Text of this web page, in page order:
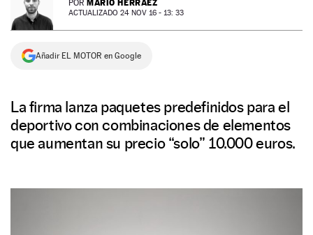
NEWSLETTER
SÍGUENOS
POR MARIO HERRÁEZ
ACTUALIZADO 24 NOV 16 - 13: 33
Añadir EL MOTOR en Google
La firma lanza paquetes predefinidos para el
deportivo con combinaciones de elementos
que aumentan su precio “solo” 10.000 euros.